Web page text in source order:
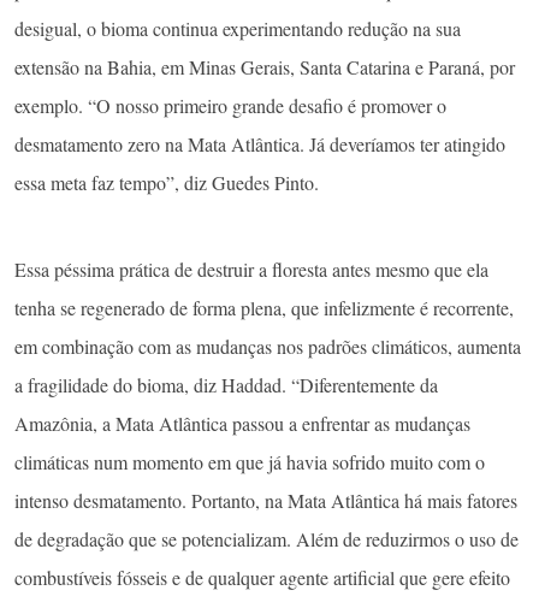
desigual, o bioma continua experimentando redução na sua
extensão na Bahia, em Minas Gerais, Santa Catarina e Paraná, por
exemplo. “O nosso primeiro grande desafio é promover o
desmatamento zero na Mata Atlântica. Já deveríamos ter atingido
essa meta faz tempo”, diz Guedes Pinto.
Essa péssima prática de destruir a floresta antes mesmo que ela
tenha se regenerado de forma plena, que infelizmente é recorrente,
em combinação com as mudanças nos padrões climáticos, aumenta
a fragilidade do bioma, diz Haddad. “Diferentemente da
Amazônia, a Mata Atlântica passou a enfrentar as mudanças
climáticas num momento em que já havia sofrido muito com o
intenso desmatamento. Portanto, na Mata Atlântica há mais fatores
de degradação que se potencializam. Além de reduzirmos o uso de
combustíveis fósseis e de qualquer agente artificial que gere efeito